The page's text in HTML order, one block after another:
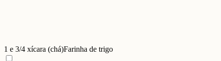
1 e 3/4 xícara (chá)Farinha de trigo